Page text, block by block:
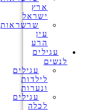
ארץ
ישראל
שרשראות
עין
הרע
עגילים
לנשים
עגילים
לילדות
ונערות
עגילים
לכלה